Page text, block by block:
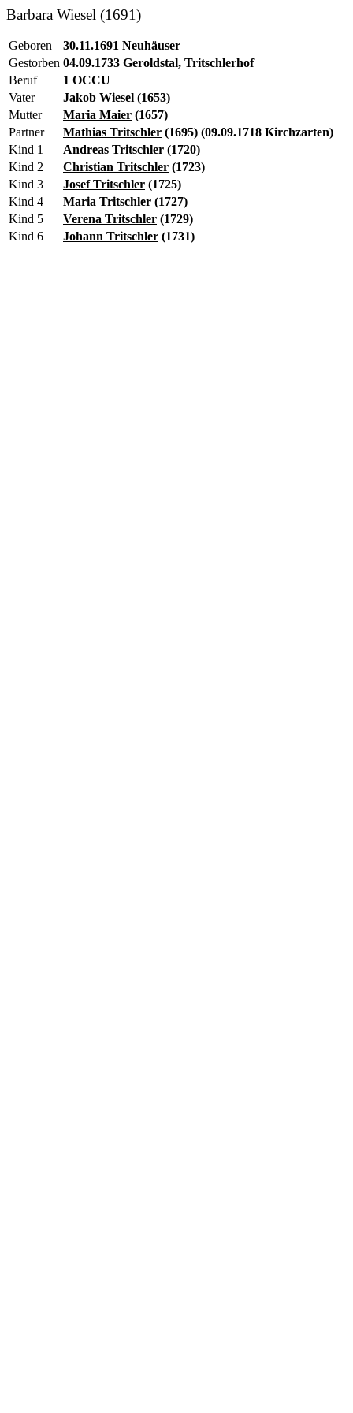
Barbara Wiesel (1691)
Geboren
30.11.1691 Neuhäuser
Gestorben 04.09.1733 Geroldstal, Tritschlerhof
Beruf
1 OCCU
Vater
Jakob Wiesel (1653)
Mutter
Maria Maier (1657)
Partner
Mathias Tritschler (1695) (09.09.1718 Kirchzarten)
Kind 1
Andreas Tritschler (1720)
Kind 2
Christian Tritschler (1723)
Kind 3
Josef Tritschler (1725)
Kind 4
Maria Tritschler (1727)
Kind 5
Verena Tritschler (1729)
Kind 6
Johann Tritschler (1731)